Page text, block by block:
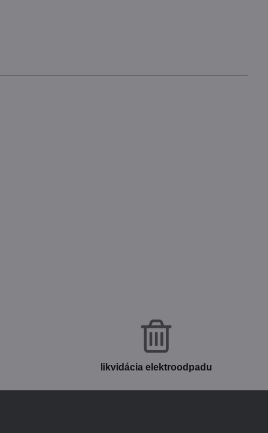
likvidácia elektroodpadu